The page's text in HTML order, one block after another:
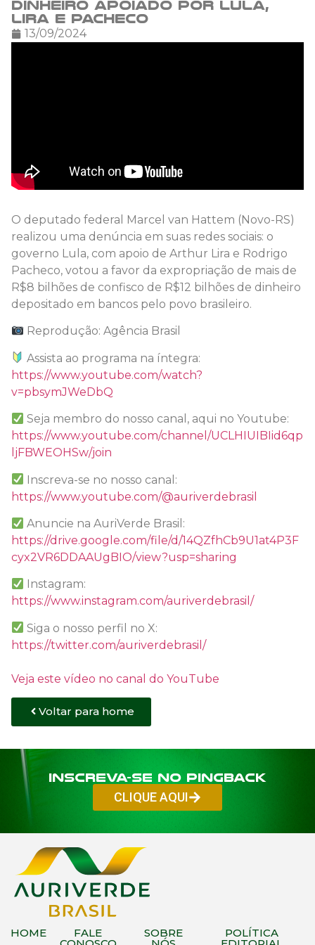
dinheiro apoiado por Lula,
Lira e Pacheco
13/09/2024
O deputado federal Marcel van Hattem (Novo-RS)
realizou uma denúncia em suas redes sociais: o
governo Lula, com apoio de Arthur Lira e Rodrigo
Pacheco, votou a favor da expropriação de mais de
R$8 bilhões de confisco de R$12 bilhões de dinheiro
depositado em bancos pelo povo brasileiro.
Reprodução: Agência Brasil
Assista ao programa na íntegra:
https://www.youtube.com/watch?
v=pbsymJWeDbQ
Seja membro do nosso canal, aqui no Youtube:
https://www.youtube.com/channel/UCLHIUIBIid6qp
ljFBWEOHSw/join
Inscreva-se no nosso canal:
https://www.youtube.com/@auriverdebrasil
Anuncie na AuriVerde Brasil:
https://drive.google.com/file/d/14QZfhCb9U1at4P3F
cyx2VR6DDAAUgBIO/view?usp=sharing
Instagram:
https://www.instagram.com/auriverdebrasil/
Siga o nosso perfil no X:
https://twitter.com/auriverdebrasil/
Veja este vídeo no canal do YouTube
Voltar para home
Inscreva-se no PINGBACK
CLIQUE AQUI
HOME FALE SOBRE POLÍTICA